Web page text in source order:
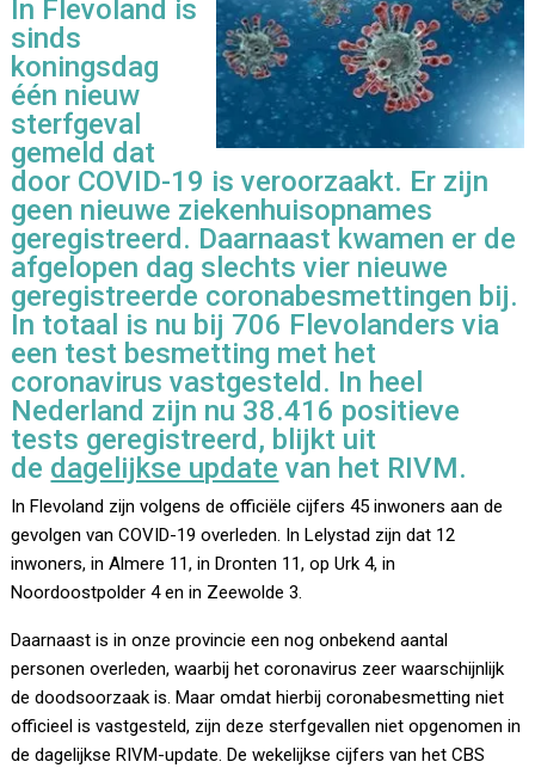
In Flevoland is
sinds
koningsdag
één nieuw
sterfgeval
gemeld dat
door COVID-19 is veroorzaakt. Er zijn
geen nieuwe ziekenhuisopnames
geregistreerd. Daarnaast kwamen er de
afgelopen dag slechts vier nieuwe
geregistreerde coronabesmettingen bij.
In totaal is nu bij 706 Flevolanders via
een test besmetting met het
coronavirus vastgesteld. In heel
Nederland zijn nu 38.416 positieve
tests geregistreerd, blijkt uit
de dagelijkse update van het RIVM.
In Flevoland zijn volgens de officiële cijfers 45 inwoners aan de
gevolgen van COVID-19 overleden. In Lelystad zijn dat 12
inwoners, in Almere 11, in Dronten 11, op Urk 4, in
Noordoostpolder 4 en in Zeewolde 3.
Daarnaast is in onze provincie een nog onbekend aantal
personen overleden, waarbij het coronavirus zeer waarschijnlijk
de doodsoorzaak is. Maar omdat hierbij coronabesmetting niet
officieel is vastgesteld, zijn deze sterfgevallen niet opgenomen in
de dagelijkse RIVM-update. De wekelijkse cijfers van het CBS